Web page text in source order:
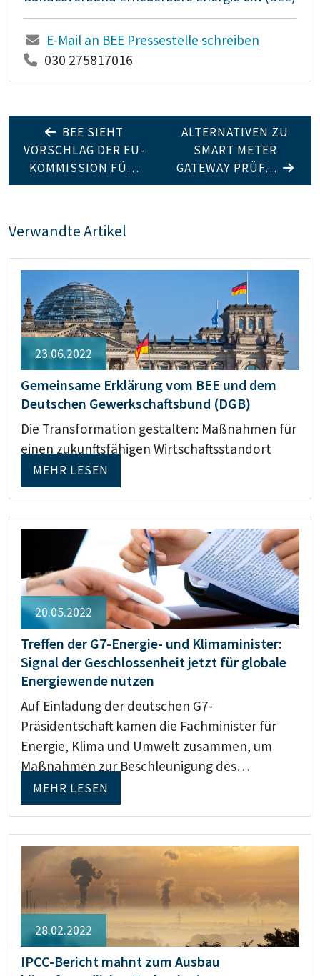
E-Mail an BEE Pressestelle schreiben
030 275817016
BEE SIEHT
VORSCHLAG DER EU-
KOMMISSION FÜ…
ALTERNATIVEN ZU
SMART METER
GATEWAY PRÜF…
Verwandte Artikel
23.06.2022
Gemeinsame Erklärung vom BEE und dem
Deutschen Gewerkschaftsbund (DGB)
Die Transformation gestalten: Maßnahmen für
einen zukunftsfähigen Wirtschaftsstandort
MEHR LESEN
20.05.2022
Treffen der G7-Energie- und Klimaminister:
Signal der Geschlossenheit jetzt für globale
Energiewende nutzen
Auf Einladung der deutschen G7-
Präsidentschaft kamen die Fachminister für
Energie, Klima und Umwelt zusammen, um
Maßnahmen zur Beschleunigung des…
MEHR LESEN
28.02.2022
IPCC-Bericht mahnt zum Ausbau